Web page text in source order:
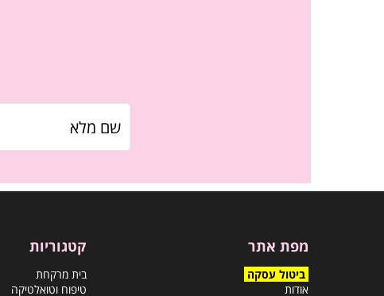
מפת אתר
ביטול עסקה
אודות
קטגוריות
בית מרקחת
טיפוח וטואלטיקה